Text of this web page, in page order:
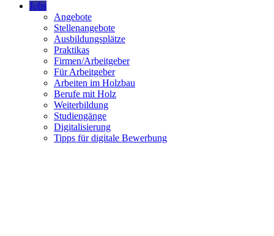
Jobs
Angebote
Stellenangebote
Ausbildungsplätze
Praktikas
Firmen/Arbeitgeber
Für Arbeitgeber
Arbeiten im Holzbau
Berufe mit Holz
Weiterbildung
Studiengänge
Digitalisierung
Tipps für digitale Bewerbung